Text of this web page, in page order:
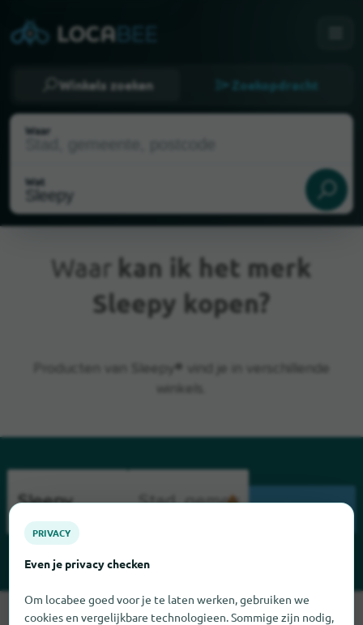
Winkels zoeken Zoekopdracht
Waar
Wat
Huidige locatie
Waar kan ik het merk
Sleepy kopen?
Producten van Sleepy® vind je in verschillende
Sorry, we kunnen Sleepy op dit moment niet vinden. Als u
PRIVACY
Even je privacy checken
Om locabee goed voor je te laten werken, gebruiken we
cookies en vergelijkbare technologieen. Sommige zijn nodig,